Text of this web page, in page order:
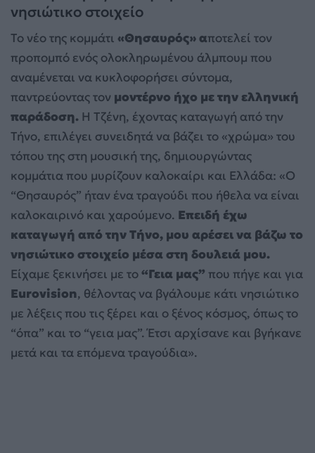
νησιώτικο στοιχείο
Το νέο της κομμάτι «Θησαυρός» αποτελεί τον
προπομπό ενός ολοκληρωμένου άλμπουμ που
αναμένεται να κυκλοφορήσει σύντομα,
παντρεύοντας τον μοντέρνο ήχο με την ελληνική
παράδοση. Η Τζένη, έχοντας καταγωγή από την
Τήνο, επιλέγει συνειδητά να βάζει το «χρώμα» του
τόπου της στη μουσική της, δημιουργώντας
κομμάτια που μυρίζουν καλοκαίρι και Ελλάδα: «Ο
“Θησαυρός” ήταν ένα τραγούδι που ήθελα να είναι
καλοκαιρινό και χαρούμενο. Επειδή έχω
καταγωγή από την Τήνο, μου αρέσει να βάζω το
νησιώτικο στοιχείο μέσα στη δουλειά μου.
Είχαμε ξεκινήσει με το“Γεια μας” που πήγε και για
Eurovision, θέλοντας να βγάλουμε κάτι νησιώτικο
με λέξεις που τις ξέρει και ο ξένος κόσμος, όπως το
“όπα” και το “γεια μας”. Έτσι αρχίσανε και βγήκανε
μετά και τα επόμενα τραγούδια».